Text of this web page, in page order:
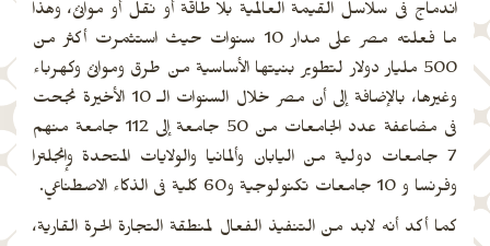
اندماج فى سلاسل القيمة العالمية بلا طاقة أو نقل أو موانئ، وهذا
ما فعلته مصر على مدار 10 سنوات حيث استثمرت أكثر من
500 مليار دولار لتطوير بنيتها الأساسية من طرق وموانئ وكهرباء
وغيرها، بالإضافة إلى أن مصر خلال السنوات الـ 10 الأخيرة نجحت
فى مضاعفة عدد الجامعات من 50 جامعة إلى 112 جامعة منهم
7 جامعات دولية من اليابان وألمانيا والولايات المتحدة وإنجلترا
وفرنسا و 10 جامعات تكنولوجية و60 كلية فى الذكاء الاصطناعي.
كما أكد أنه لابد من التنفيذ الفعال لمنطقة التجارة الحرة القارية،